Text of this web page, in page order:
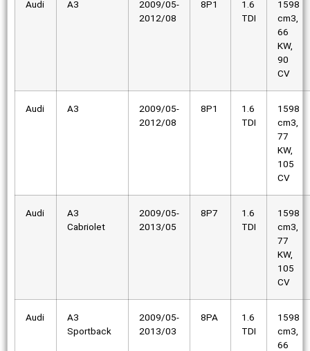
Audi A3
2009/05-
2012/08
8P1
1.6
TDI
1598
cm3,
66
KW,
90
CV
Audi A3
2009/05-
2012/08
8P1
1.6
TDI
1598
cm3,
77
KW,
105
CV
Audi
A3
Cabriolet
2009/05-
2013/05
8P7
1.6
TDI
1598
cm3,
77
KW,
105
CV
Audi
A3
Sportback
2009/05-
2013/03
8PA
1.6
TDI
1598
cm3,
66